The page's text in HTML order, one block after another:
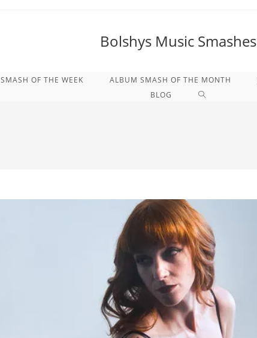
Bolshys Music Smashes
SMASH OF THE WEEK ALBUM SMASH OF THE MONTH
BLOG
WEBSITE-
SUCHE